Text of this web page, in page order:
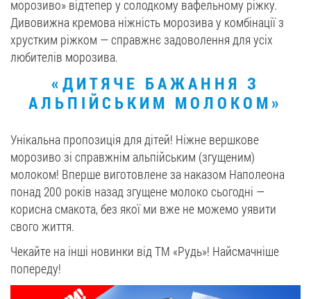
морозиво» відтепер у солодкому вафельному ріжку.
Дивовижна кремова ніжність морозива у комбінації з
хрустким ріжком — справжнє задоволення для усіх
любителів морозива.
«ДИТЯЧЕ БАЖАННЯ З
АЛЬПІЙСЬКИМ МОЛОКОМ»
Унікальна пропозиція для дітей! Ніжне вершкове
морозиво зі справжнім альпійським (згущеним)
молоком! Вперше виготовлене за наказом Наполеона
понад 200 років назад згущене молоко сьогодні —
корисна смакота, без якої ми вже не можемо уявити
свого життя.
Чекайте на інші новинки від ТМ «Рудь»! Найсмачніше
попереду!